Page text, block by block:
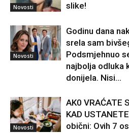
Novosti
slike!
Novosti
Godinu dana
srela sam
Podsmjehnuo
najbolja odluka
donijela. Nisi...
Novosti
AK0 VRAĆATE
KAD
obični: Ovih 7